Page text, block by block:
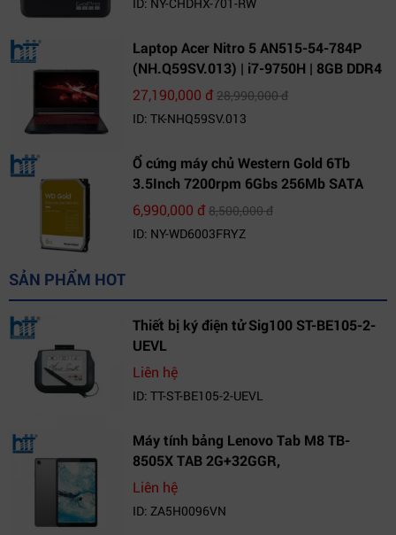
Laptop Acer Nitro 5 AN515-54-784P
(NH.Q59SV.013) | i7-9750H | 8GB DDR4
| 1TB HDD | GeForce GTX 1650 4GB |
27,190,000 đ28,990,000 đ
ID: TK-NHQ59SV.013
Ổ cứng máy chủ Western Gold 6Tb
3.5Inch 7200rpm 6Gbs 256Mb SATA
(WD6003FRYZ)
6,990,000 đ8,500,000 đ
ID: NY-WD6003FRYZ
SẢN PHẨM HOT
Thiết bị ký điện tử Sig100 ST-BE105-2-
UEVL
Liên hệ
ID: TT-ST-BE105-2-UEVL
Máy tính bảng Lenovo Tab M8 TB-
8505X TAB 2G+32GGR,
VN_ZA5H0096VN
Liên hệ
ID: ZA5H0096VN